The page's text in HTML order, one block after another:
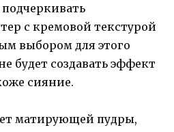
с кремовой текстурой
выбором для этого
будет создавать эффект
сияние.
матирующей пудры,